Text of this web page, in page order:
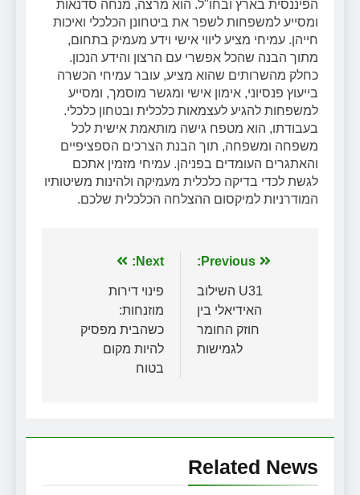
הפיננסית בארץ ובחו"ל. הוא מרצה, מנחה סדנאות
ומסייע למשפחות לשפר את ביטחונן הכלכלי ואיכות
חייהן. עמיחי מציע ליווי אישי וידע מעמיק בתחום,
מתוך הבנה שהכל אפשרי עם הרצון והידע הנכון.
כחלק מהשרותים שהוא מציע, עובר עמיחי הכשרה
בייעוץ פנסיוני, אימון אישי ומגשר מוסמך, ומסייע
למשפחות להגיע לעצמאות כלכלית ובטחון כלכלי.
בעבודתו, הוא מטפח גישה מותאמת אישית לכל
משפחה ומשפחה, תוך הבנת הצרכים הספציפיים
והאתגרים העומדים בפניהן. עמיחי מזמין אתכם
לגשת לכדי בדיקה כלכלית מעמיקה ולהינות משיטותיו
המודרניות למיקסום ההצלחה הכלכלית שלכם.
ניווט Previous:
U31 השילוב
האידיאלי בין
חוזק החומר
לגמישות
Next:
פינוי דירות
מוזנחות:
כשהבית מפסיק
להיות מקום
בטוח
Related News